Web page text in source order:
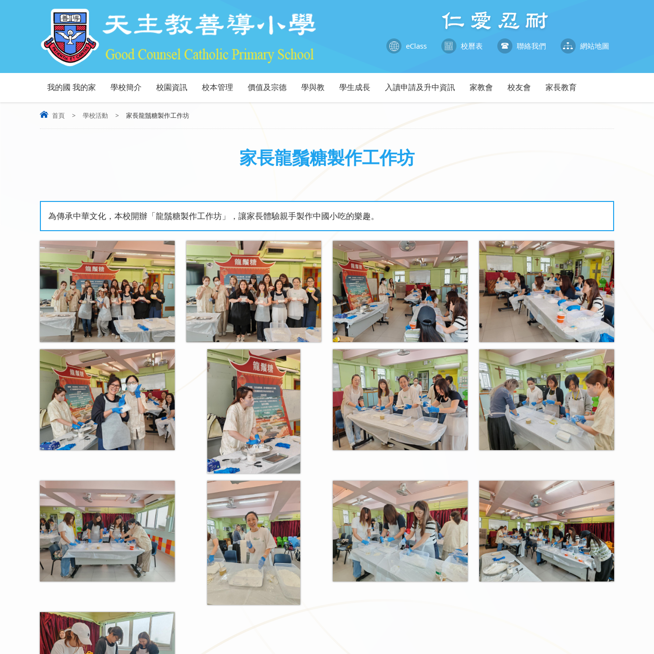
eClass 校曆表 聯絡我們 網站地圖
我的國 我的家 學校簡介 校園資訊 校本管理 價值及宗德 學與教 學生成長 入讀申請及升中資訊 家教會 校友會 家長教育
首頁 > 學校活動 > 家長龍鬚糖製作工作坊
家長龍鬚糖製作工作坊
為傳承中華文化，本校開辦「龍鬚糖製作工作坊」，讓家長體驗親手製作中國小吃的樂趣。